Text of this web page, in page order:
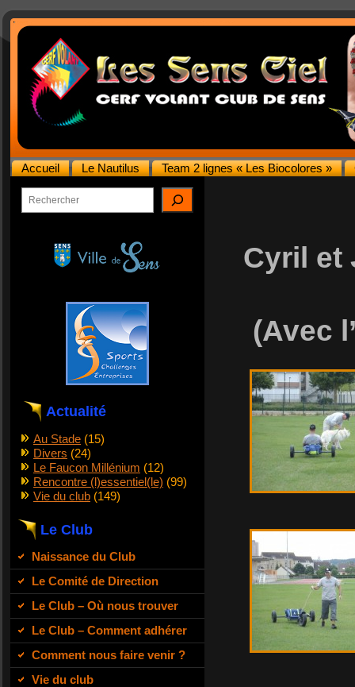
Accueil Le Nautilus Team 2 lignes « Les Biocolores »
Rechercher
Actualité
Au Stade (15)
Divers (24)
Le Faucon Millénium (12)
Rencontre (l)essentiel(le) (99)
Vie du club (149)
Le Club
Naissance du Club
Le Comité de Direction
Le Club – Où nous trouver
Le Club – Comment adhérer
Comment nous faire venir ?
Vie du club
Cyril et
(Avec